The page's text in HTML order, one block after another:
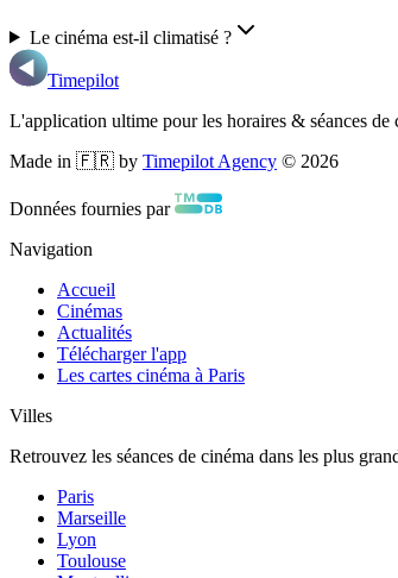
Le cinéma est-il climatisé ?
Timepilot
L'application ultime pour les horaires & séances de
Made in 🇫🇷 by Timepilot Agency © 2026
Données fournies par
Navigation
Accueil
Cinémas
Actualités
Télécharger l'app
Les cartes cinéma à Paris
Villes
Retrouvez les séances de cinéma dans les plus
Paris
Marseille
Lyon
Toulouse